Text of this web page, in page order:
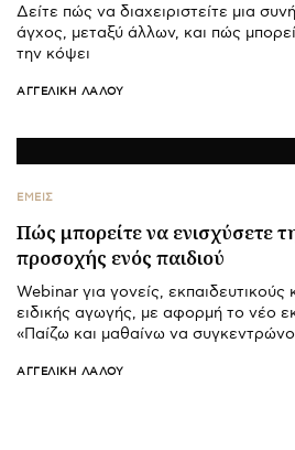
Δείτε πώς να διαχειριστείτε μια
άγχος, μεταξύ άλλων, και πώς
την κόψει
ΑΓΓΕΛΙΚΉ ΛΆΛΟΥ
ΕΜΕΙΣ
Πώς μπορείτε να ενισχύσετε
προσοχής ενός παιδιού
Webinar για γονείς, εκπαιδευτικούς
ειδικής αγωγής, με αφορμή το νέο
«Παίζω και μαθαίνω να
ΑΓΓΕΛΙΚΉ ΛΆΛΟΥ